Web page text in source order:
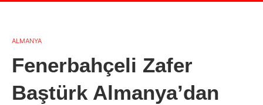
ALMANYA
Fenerbahçeli Zafer
Baştürk Almanya’dan